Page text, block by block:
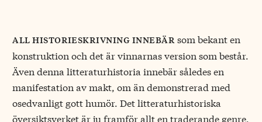
all historieskrivning innebärsom bekant en
konstruktion och det är vinnarnas version som består.
Även denna litteraturhistoria innebär således en
manifestation av makt, om än demonstrerad med
osedvanligt gott humör. Det litteraturhistoriska
översiktsverket är ju framför allt en traderande genre,